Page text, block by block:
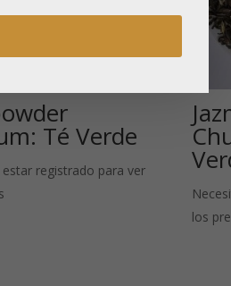
Té Verde
estar registrado para ver
los